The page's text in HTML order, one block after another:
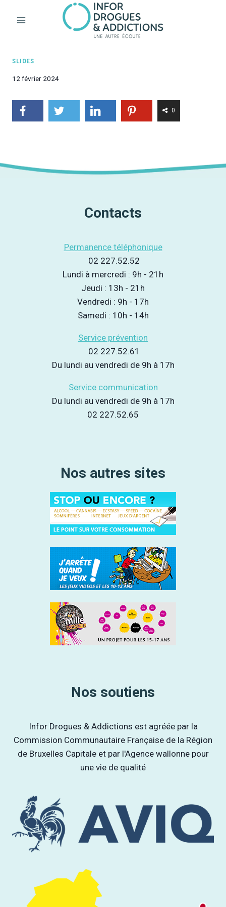
SLIDES
12 février 2024
0
Contacts
Permanence téléphonique
02 227.52.52
Lundi à mercredi : 9h - 21h
Jeudi : 13h - 21h
Vendredi : 9h - 17h
Samedi : 10h - 14h
Service prévention
02 227.52.61
Du lundi au vendredi de 9h à 17h
Service communication
Du lundi au vendredi de 9h à 17h
02 227.52.65
Nos autres sites
Nos soutiens
Infor Drogues & Addictions est agréée par la
Commission Communautaire Française de la Région
de Bruxelles Capitale et par l'Agence wallonne pour
une vie de qualité